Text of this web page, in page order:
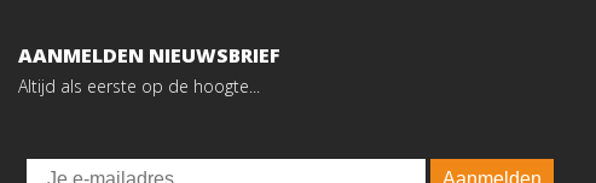
AANMELDEN NIEUWSBRIEF
Altijd als eerste op de hoogte...
Email
Aanmelden